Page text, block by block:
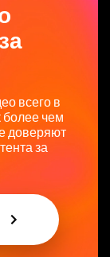
всего в
более чем
доверяют
за